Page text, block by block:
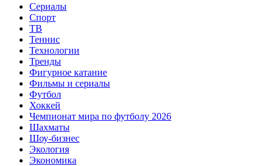
Сериалы
Спорт
ТВ
Теннис
Технологии
Тренды
Фигурное катание
Фильмы и сериалы
Футбол
Хоккей
Чемпионат мира по футболу 2026
Шахматы
Шоу-бизнес
Экология
Экономика